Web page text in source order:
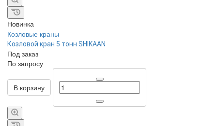
Новинка
Козловые краны
Козловой кран 5 тонн SHIKAAN
Под заказ
По запросу
В корзину